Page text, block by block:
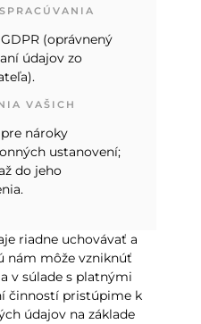
(oprávnený
údajov zo
VAŠICH
nároky
ustanovení;
do jeho
riadne uchovávať a
nám môže vzniknúť
v súlade s platnými
činností pristúpime k
údajov na základe